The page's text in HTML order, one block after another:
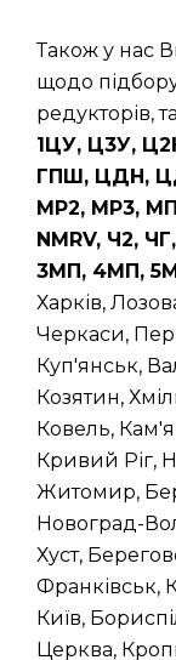
Також у нас
щодо
редукторів,
1ЦУ, Ц3У,
ГПШ, ЦДН,
МР2, МР3,
NMRV, Ч2,
3МП, 4МП,
Харків,
Черкаси,
Куп'янськ,
Козятин,
Ковель,
Кривий Ріг,
Житомир,
Новоград-
Хуст,
Франківськ,
Київ,
Церква,